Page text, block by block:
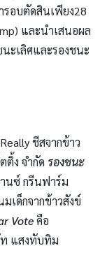
รอบตัดสินเพียง28
และนำเสนอผล
ะเลิศและรองชนะ
ชีสจากข้าว
ง จำกัด รองชนะ
นซ์ กรีนฟาร์ม
เด็กจากข้าวสังข์
Voteคือ
ท แสงทับทิม